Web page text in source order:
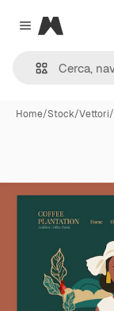
Close menu
Magnific
Home/Stock/Vettori/